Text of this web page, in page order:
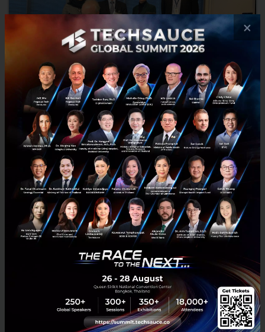
NIA จับมือ Business Finland ต่ออายุ MOU พัฒนา
นวัตกรรม & สตาร์ทอัพ ไทย-ฟินแลนด์อีก 5 ปี
เมื่อวันที่ 19 พฤศจิกายน 2567 สำนักงานนวัตกรรมแห่งชาติ (NIA) และ
Business Finland ได้ต่ออายุบันทึกข้อตกลงความร่วมมือ (MOU) ด้านการ
พัฒนาธุรกิจนวัตกรรมอีก 5 ปี...
ธันวาคม 2, 2024 | ByTechsauce Team
News nia business-finland
×